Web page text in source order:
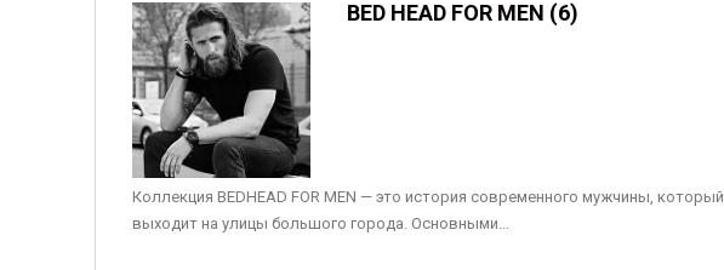
BED HEAD FOR MEN (6)
Коллекция BEDHEAD FOR MEN — это история современного мужчины, который
выходит на улицы большого города. Основными...